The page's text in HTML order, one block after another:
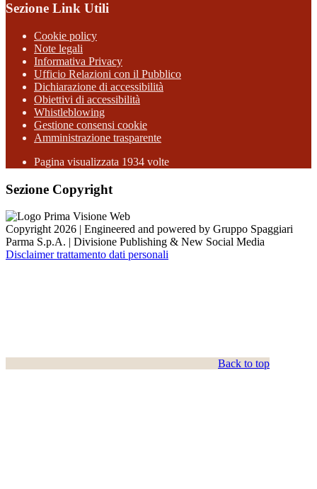
Sezione Link Utili
Cookie policy
Note legali
Informativa Privacy
Ufficio Relazioni con il Pubblico
Dichiarazione di accessibilità
Obiettivi di accessibilità
Whistleblowing
Gestione consensi cookie
Amministrazione trasparente
Pagina visualizzata 1934 volte
Sezione Copyright
Copyright 2026 | Engineered and powered by Gruppo Spaggiari
Parma S.p.A. | Divisione Publishing & New Social Media
Disclaimer trattamento dati personali
Back to top